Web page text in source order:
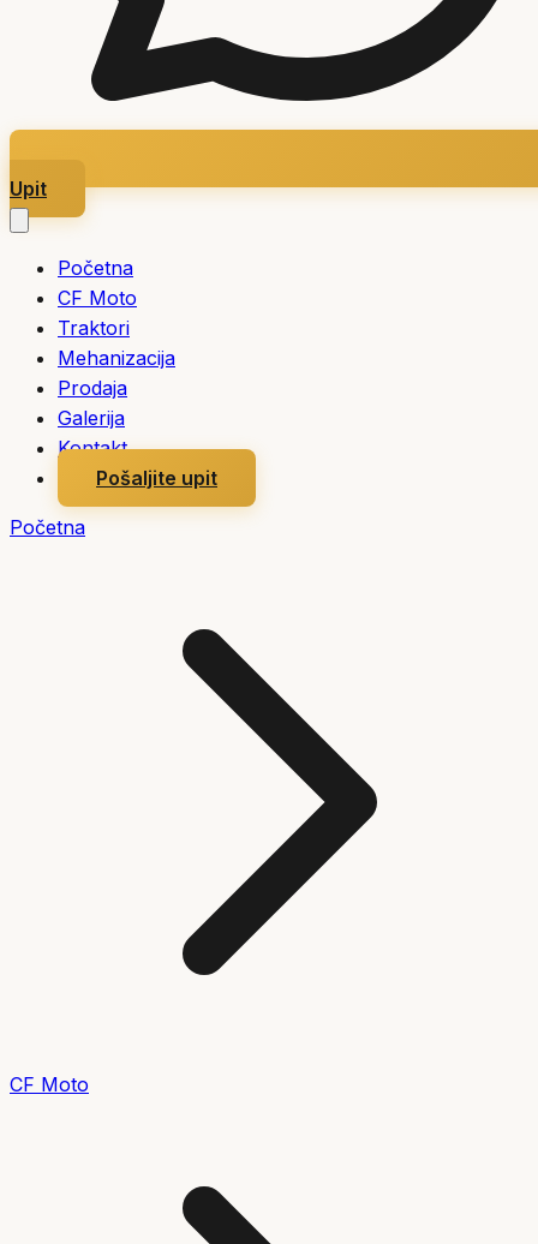
Upit
Početna
CF Moto
Traktori
Mehanizacija
Prodaja
Galerija
Kontakt
Pošaljite upit
Početna
CF Moto